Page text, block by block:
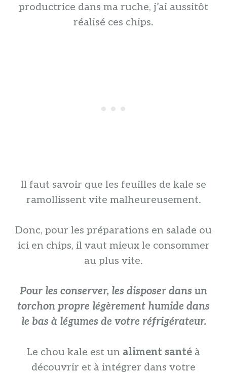
productrice dans ma ruche, j’ai aussitôt
réalisé ces chips.
Il faut savoir que les feuilles de kale se
ramollissent vite malheureusement.
Donc, pour les préparations en salade ou
ici en chips, il vaut mieux le consommer
au plus vite.
Pour les conserver, les disposer dans un
torchon propre légèrement humide dans
le bas à légumes de votre réfrigérateur.
Le chou kale est un aliment santé à
découvrir et à intégrer dans votre